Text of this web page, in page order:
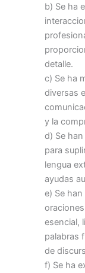
b) Se ha
detalle.
c) Se ha
diversas
y la
d) Se
para
lengua
ayudas
e) Se
esencial,
palabras
de
f) Se ha